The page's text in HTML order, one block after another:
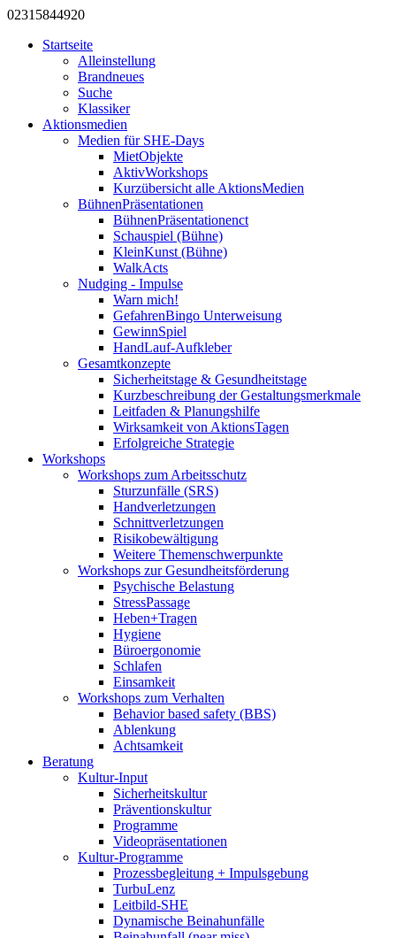
0231 5844920
Startseite
Alleinstellung
Brandneues
Suche
Klassiker
Aktionsmedien
Medien für SHE-Days
MietObjekte
AktivWorkshops
Kurzübersicht alle AktionsMedien
BühnenPräsentationen
BühnenPräsentationenct
Schauspiel (Bühne)
KleinKunst (Bühne)
WalkActs
Nudging - Impulse
Warn mich!
GefahrenBingo Unterweisung
GewinnSpiel
HandLauf-Aufkleber
Gesamtkonzepte
Sicherheitstage & Gesundheitstage
Kurzbeschreibung der Gestaltungsmerkmale
Leitfaden & Planungshilfe
Wirksamkeit von AktionsTagen
Erfolgreiche Strategie
Workshops
Workshops zum Arbeitsschutz
Sturzunfälle (SRS)
Handverletzungen
Schnittverletzungen
Risikobewältigung
Weitere Themenschwerpunkte
Workshops zur Gesundheitsförderung
Psychische Belastung
StressPassage
Heben+Tragen
Hygiene
Büroergonomie
Schlafen
Einsamkeit
Workshops zum Verhalten
Behavior based safety (BBS)
Ablenkung
Achtsamkeit
Beratung
Kultur-Input
Sicherheitskultur
Präventionskultur
Programme
Videopräsentationen
Kultur-Programme
Prozessbegleitung + Impulsgebung
TurbuLenz
Leitbild-SHE
Dynamische Beinahunfälle